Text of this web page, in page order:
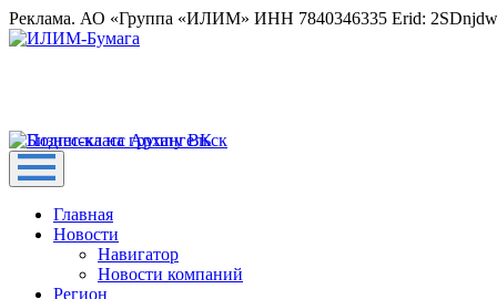
Реклама. АО «Группа «ИЛИМ» ИНН 7840346335 Erid:
Главная
Новости
Навигатор
Новости компаний
Регион